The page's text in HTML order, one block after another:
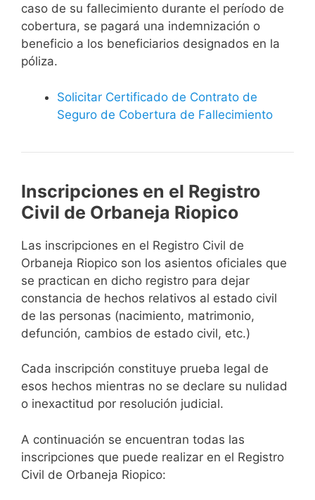
caso de su fallecimiento durante el período de
cobertura, se pagará una indemnización o
beneficio a los beneficiarios designados en la
póliza.
Solicitar Certificado de Contrato de
Seguro de Cobertura de Fallecimiento
Inscripciones en el Registro
Civil de Orbaneja Riopico
Las inscripciones en el Registro Civil de
Orbaneja Riopico son los asientos oficiales que
se practican en dicho registro para dejar
constancia de hechos relativos al estado civil
de las personas (nacimiento, matrimonio,
defunción, cambios de estado civil, etc.)
Cada inscripción constituye prueba legal de
esos hechos mientras no se declare su nulidad
o inexactitud por resolución judicial.
A continuación se encuentran todas las
inscripciones que puede realizar en el Registro
Civil de Orbaneja Riopico: